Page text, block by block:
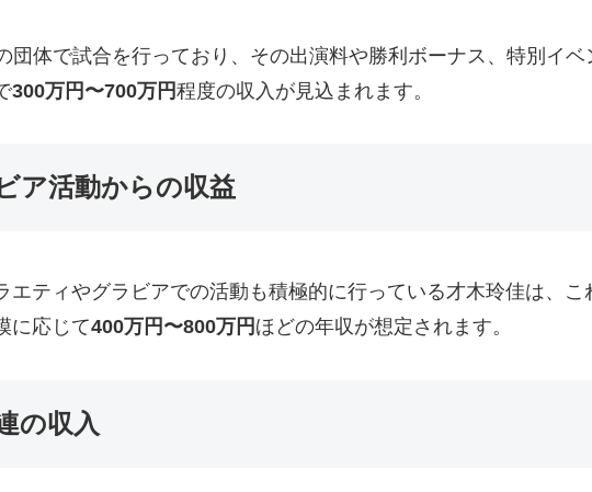
団体で試合を行っており、その出演料や勝利ボーナス、特別イ
300万円〜700万円程度の収入が見込まれます。
ア活動からの収益
エティやグラビアでの活動も積極的に行っている才木玲佳は、
に応じて400万円〜800万円 ほどの年収が想定されます。
の収入